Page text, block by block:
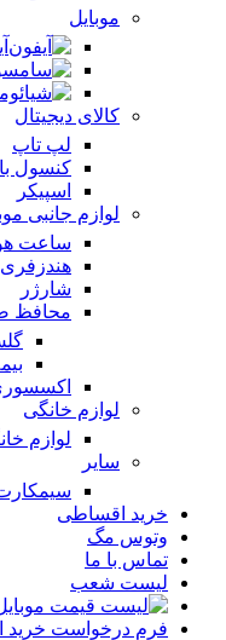
موبایل
کالای دیجیتال
لپ تاپ
کنسول
اسپیکر
لوازم جانبی
ساعت
هندزفری
شارژر
محافظ
لوازم خانگی
لوازم
سایر
خرید اقساطی
وتوس مگ
تماس با ما
لیست شعب
فرم درخواست خرید